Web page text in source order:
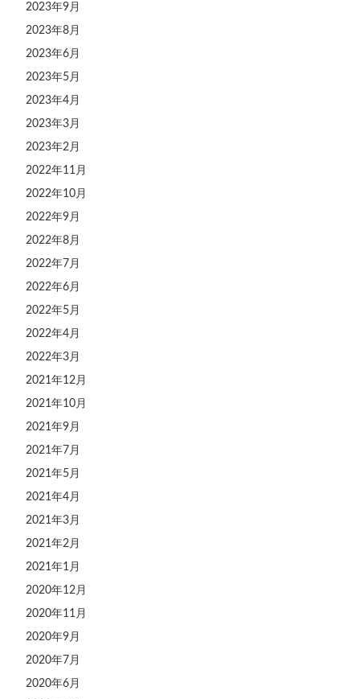
2023年9月
2023年8月
2023年6月
2023年5月
2023年4月
2023年3月
2023年2月
2022年11月
2022年10月
2022年9月
2022年8月
2022年7月
2022年6月
2022年5月
2022年4月
2022年3月
2021年12月
2021年10月
2021年9月
2021年7月
2021年5月
2021年4月
2021年3月
2021年2月
2021年1月
2020年12月
2020年11月
2020年9月
2020年7月
2020年6月